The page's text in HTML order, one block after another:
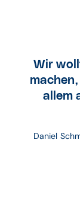
Wir
allem
Daniel